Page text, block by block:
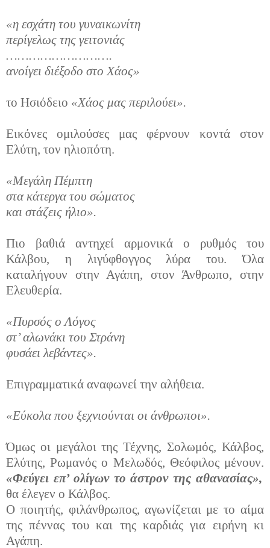
«η εσχάτη του γυναικωνίτη
περίγελως της γειτονιάς
……………………….
ανοίγει διέξοδο στο Χάος»
το Ησιόδειο «Χάος μας περιλούει».
Εικόνες ομιλούσες μας φέρνουν κοντά στον
Ελύτη, τον ηλιοπότη.
«Μεγάλη Πέμπτη
στα κάτεργα του σώματος
και στάζεις ήλιο».
Πιο βαθιά αντηχεί αρμονικά ο ρυθμός του
Κάλβου, η λιγύφθογγος λύρα του. Όλα
καταλήγουν στην Αγάπη, στον Άνθρωπο, στην
Ελευθερία.
«Πυρσός ο Λόγος
στ’ αλωνάκι του Στράνη
φυσάει λεβάντες».
Επιγραμματικά αναφωνεί την αλήθεια.
«Εύκολα που ξεχνιούνται οι άνθρωποι».
Όμως οι μεγάλοι της Τέχνης, Σολωμός, Κάλβος,
Ελύτης, Ρωμανός ο Μελωδός, Θεόφιλος μένουν.
«Φεύγει επ’ ολίγων το άστρον της αθανασίας»,
θα έλεγεν ο Κάλβος.
Ο ποιητής, φιλάνθρωπος, αγωνίζεται με το αίμα
της πέννας του και της καρδιάς για ειρήνη κι
Αγάπη.